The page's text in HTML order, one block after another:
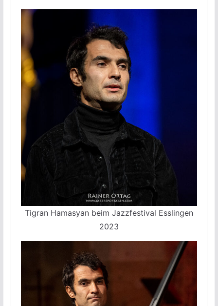
Tigran Hamasyan beim Jazzfestival Esslingen
2023